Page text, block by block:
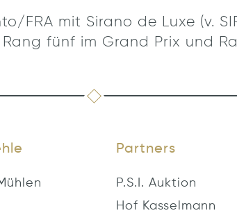
FRA mit Sirano de Luxe (v.
fünf im Grand Prix und
Partners
P.S.I. Auktion
Hof Kasselmann